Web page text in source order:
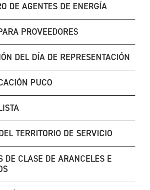
DE AGENTES DE ENERGÍA
PROVEEDORES
DEL DÍA DE REPRESENTACIÓN
PUCO
TERRITORIO DE SERVICIO
DE CLASE DE ARANCELES E